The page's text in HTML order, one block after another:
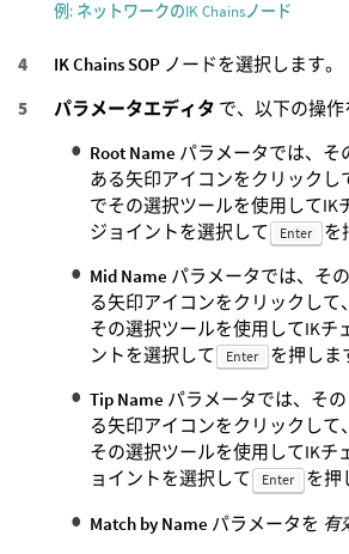
例: ネットワークのIK Chainsノード
IK Chains SOP ノードを選択します。
パラメータエディタ で、以下の操
Root Name パラメータでは、そ
ある矢印アイコンをクリックし
でその選択ツールを使用してIK
ジョイントを選択して
Enter
を
Mid Name パラメータでは、そ
る矢印アイコンをクリックして
その選択ツールを使用してIKチ
ントを選択して
Enter
を押しま
Tip Name パラメータでは、そ
る矢印アイコンをクリックして
その選択ツールを使用してIKチ
ョイントを選択して
Enter
を押
Match by Name パラメータを 有